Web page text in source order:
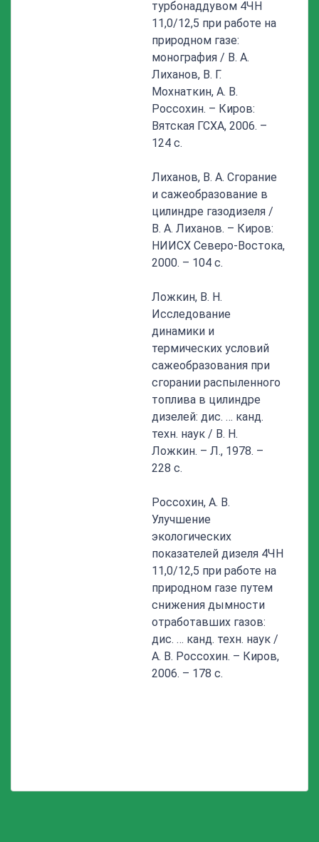
турбонаддувом 4ЧН
11,0/12,5 при работе на
природном газе:
монография / В. А.
Лиханов, В. Г.
Мохнаткин, А. В.
Россохин. – Киров:
Вятская ГСХА, 2006. –
124 с.
Лиханов, В. А. Сгорание
и сажеобразование в
цилиндре газодизеля /
В. А. Лиханов. – Киров:
НИИСХ Северо-Востока,
2000. – 104 с.
Ложкин, В. Н.
Исследование
динамики и
термических условий
сажеобразования при
сгорании распыленного
топлива в цилиндре
дизелей: дис. … канд.
техн. наук / В. Н.
Ложкин. – Л., 1978. –
228 с.
Россохин, А. В.
Улучшение
экологических
показателей дизеля 4ЧН
11,0/12,5 при работе на
природном газе путем
снижения дымности
отработавших газов:
дис. … канд. техн. наук /
А. В. Россохин. – Киров,
2006. – 178 с.